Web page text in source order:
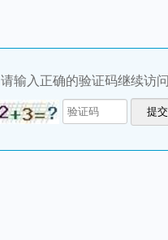
请输入正确的验证码继续访问